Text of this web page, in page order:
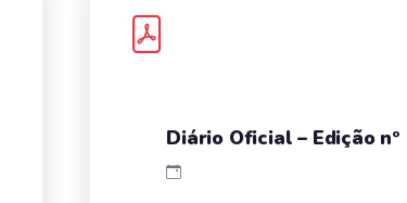
Diário Oficial – Edição